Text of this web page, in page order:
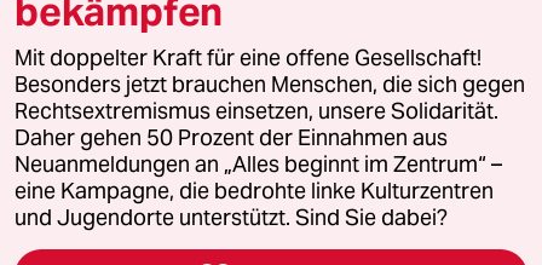
© 2026 taz Verlags und Vertriebs GmbH
Alle Rechte vorbehalten. Bei rechtlichen Fragen oder für Genehmigungen
wenden Sie sich bitte an lizenzen@taz.de
Feedback Redaktionsstatut Kommune-Richtlinien
Leitlinie Informant Datenschutz Impressum AGB
bekämpfen
Mit doppelter Kraft für eine offene Gesellschaft!
Besonders jetzt brauchen Menschen, die sich gegen
Rechtsextremismus einsetzen, unsere Solidarität.
Daher gehen 50 Prozent der Einnahmen aus
Neuanmeldungen an „Alles beginnt im Zentrum“ –
eine Kampagne, die bedrohte linke Kulturzentren
und Jugendorte unterstützt. Sind Sie dabei?